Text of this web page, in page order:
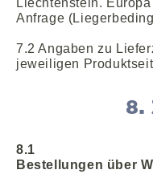
Liechtenstein.
Anfrage
7.2 Angaben zu
jeweiligen
8.
8.1
Bestellungen über